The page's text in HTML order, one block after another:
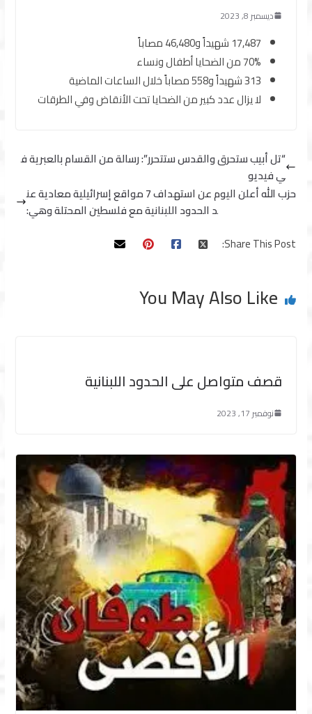
ديسمبر 8, 2023
17,487 شهيداً و46,480 مصاباً
70% من الضحايا أطفال ونساء
313 شهيداً و558 مصاباً خلال الساعات الماضية
لا يزال عدد كبير من الضحايا تحت الأنقاض وفي الطرقات
“تل أبيب ستحرق والقدس ستتحرر”: رسالة من القسام بالعبرية ف
ي فيديو
حزب الله أعلن اليوم عن استهداف 7 مواقع إسرائيلية معادية عن
د الحدود اللبنانية مع فلسطين المحتلة وهي:
Share This Post:
You May Also Like
قصف متواصل على الحدود اللبنانية
نوفمبر 17, 2023